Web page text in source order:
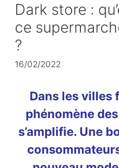
Dark store :
ce
?
16/02/2022
Dans les villes
phénomène
s’amplifie. Une